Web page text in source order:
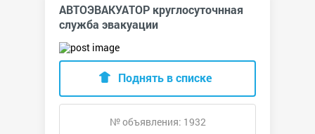
АВТОЭВАКУАТОР круглосуточнная
служба эвакуации
Поднять в списке
№ объявления: 1932